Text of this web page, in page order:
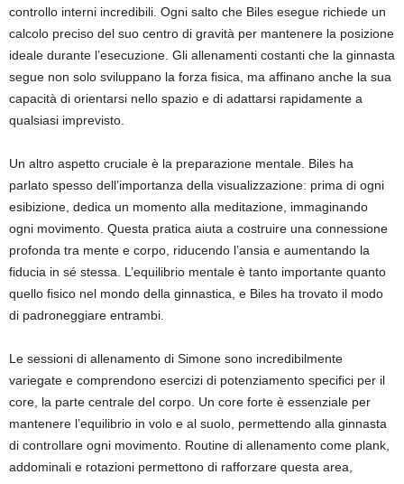
controllo interni incredibili. Ogni salto che Biles esegue richiede un
calcolo preciso del suo centro di gravità per mantenere la posizione
ideale durante l’esecuzione. Gli allenamenti costanti che la ginnasta
segue non solo sviluppano la forza fisica, ma affinano anche la sua
capacità di orientarsi nello spazio e di adattarsi rapidamente a
qualsiasi imprevisto.
Un altro aspetto cruciale è la preparazione mentale. Biles ha
parlato spesso dell’importanza della visualizzazione: prima di ogni
esibizione, dedica un momento alla meditazione, immaginando
ogni movimento. Questa pratica aiuta a costruire una connessione
profonda tra mente e corpo, riducendo l’ansia e aumentando la
fiducia in sé stessa. L’equilibrio mentale è tanto importante quanto
quello fisico nel mondo della ginnastica, e Biles ha trovato il modo
di padroneggiare entrambi.
Le sessioni di allenamento di Simone sono incredibilmente
variegate e comprendono esercizi di potenziamento specifici per il
core, la parte centrale del corpo. Un core forte è essenziale per
mantenere l’equilibrio in volo e al suolo, permettendo alla ginnasta
di controllare ogni movimento. Routine di allenamento come plank,
addominali e rotazioni permettono di rafforzare questa area,